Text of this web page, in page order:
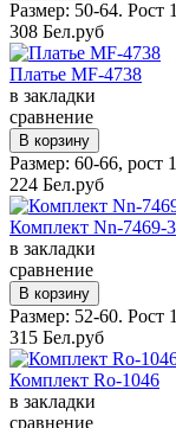
Размер: 50-64. Рост
308 Бел.руб
Платье MF-4738
в закладки
сравнение
Размер: 60-66, рост
224 Бел.руб
Комплект Nn-7469-3
в закладки
сравнение
Размер: 52-60.
315 Бел.руб
Комплект Ro-1046
в закладки
сравнение